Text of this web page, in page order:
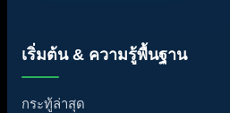
เริ่มต้น & ความรู้พื้นฐาน
กระทู้ล่าสุด